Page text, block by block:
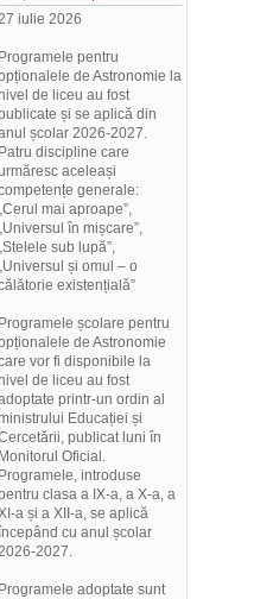
iulie 2026
Programele pentru
de Astronomie la
de liceu au fost
și se aplică din
școlar 2026-2027.
Patru discipline care
aceleași
generale:
mai aproape”,
în mișcare”,
sub lupă”,
și omul – o
existențială”
Programele școlare pentru
de Astronomie
vor fi disponibile la
de liceu au fost
printr-un ordin al
Educației și
publicat luni în
Monitorul Oficial.
Programele, introduse
clasa a IX-a, a X-a, a
a și a XII-a, se aplică
cu anul școlar
2027.
Programele adoptate sunt